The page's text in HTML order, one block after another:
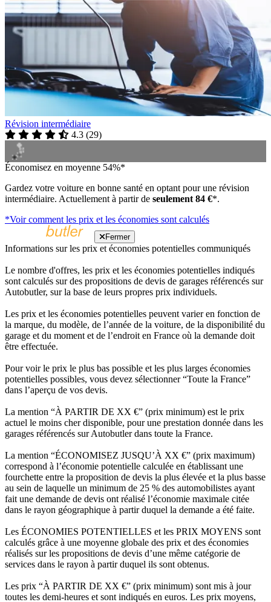
Révision intermédiaire
4.3 (29)
Économisez en moyenne 54%*
Gardez votre voiture en bonne santé en optant pour une révision
intermédiaire. Actuellement à partir de seulement 84 €*.
*Voir comment les prix et les économies sont calculés
Fermer
Informations sur les prix et économies potentielles communiqués
Le nombre d'offres, les prix et les économies potentielles indiqués
sont calculés sur des propositions de devis de garages référencés sur
Autobutler, sur la base de leurs propres prix individuels.
Les prix et les économies potentielles peuvent varier en fonction de
la marque, du modèle, de l’année de la voiture, de la disponibilité du
garage et du moment et de l’endroit en France où la demande doit
être effectuée.
Pour voir le prix le plus bas possible et les plus larges économies
potentielles possibles, vous devez sélectionner “Toute la France”
dans l’aperçu de vos devis.
La mention “À PARTIR DE XX €” (prix minimum) est le prix
actuel le moins cher disponible, pour une prestation donnée dans les
garages référencés sur Autobutler dans toute la France.
La mention “ÉCONOMISEZ JUSQU’À XX €” (prix maximum)
correspond à l’économie potentielle calculée en établissant une
fourchette entre la proposition de devis la plus élevée et la plus basse
au sein de laquelle un minimum de 25 % des automobilistes ayant
fait une demande de devis ont réalisé l’économie maximale citée
dans le rayon géographique à partir duquel la demande a été faite.
Les ÉCONOMIES POTENTIELLES et les PRIX MOYENS sont
calculés grâce à une moyenne globale des prix et des économies
réalisés sur les propositions de devis d’une même catégorie de
services dans le rayon à partir duquel ils sont obtenus.
Les prix “À PARTIR DE XX €” (prix minimum) sont mis à jour
toutes les demi-heures et sont indiqués en euros. Les prix moyens,